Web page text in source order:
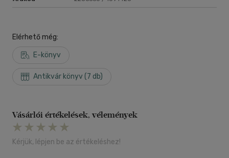
Elérhető még:
E-könyv
Antikvár könyv (7 db)
Vásárlói értékelések, vélemények
Kérjük, lépjen be az értékeléshez!